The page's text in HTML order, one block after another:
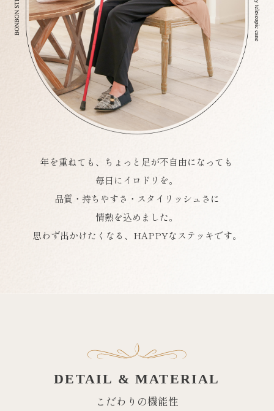
年を重ねても、ちょっと足が不自由になっても
DETAIL & MATERIAL
こだわりの機能性